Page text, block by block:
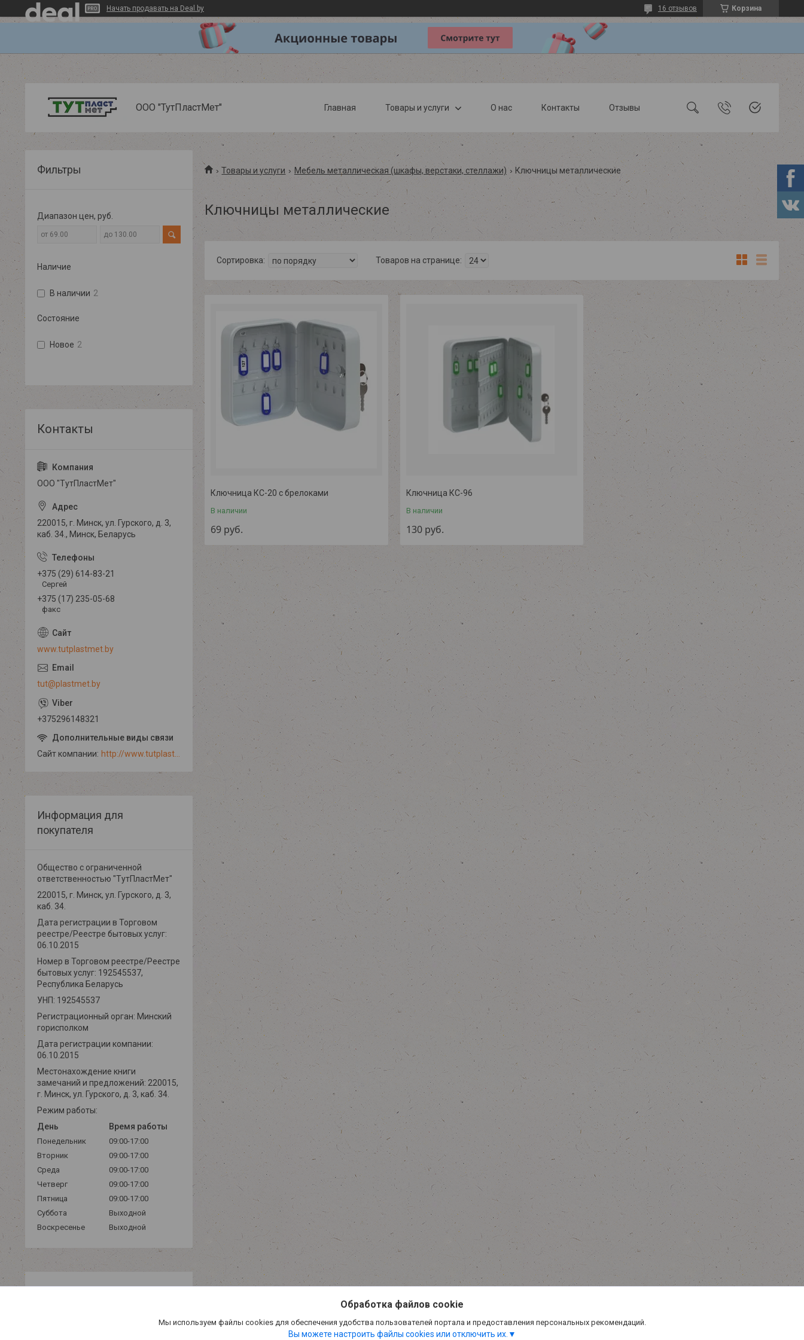
Начать продавать на Deal.by Корзина
16 отзывов
ООО "ТутПластМет" Главная Товары и услуги О нас Контакты Отзывы
Товары и услуги Мебель металлическая (шкафы, верстаки, стеллажи) Ключницы металлические
Ключницы металлические
Ключница КС-20 с брелоками
В наличии
69 руб.
Ключница КС-96
В наличии
130 руб.
Фильтры
Диапазон цен, руб.
Наличие
В наличии 2
Состояние
Новое 2
ООО "ТутПластМет"
220015, г. Минск, ул. Гурского, д. 3,
каб. 34., Минск, Беларусь
+375 (29) 614-83-21
Сергей
+375 (17) 235-05-68
факс
www.tutplastmet.by
tut@plastmet.by
+375296148321
Сайт компании
Информация для
покупателя
Общество с ограниченной
ответственностью "ТутПластМет"
220015, г. Минск, ул. Гурского, д. 3,
каб. 34.
Дата регистрации в Торговом
реестре/Реестре бытовых услуг:
06.10.2015
Номер в Торговом реестре/Реестре
бытовых услуг: 192545537,
Республика Беларусь
УНП: 192545537
Регистрационный орган: Минский
горисполком
Дата регистрации компании:
06.10.2015
Местонахождение книги
замечаний и предложений: 220015,
г. Минск, ул. Гурского, д. 3, каб. 34.
Режим работы:
День
Время работы
Понедельник
09:00-17:00
Вторник
09:00-17:00
Среда
09:00-17:00
Четверг
09:00-17:00
Пятница
09:00-17:00
Суббота
Выходной
Воскресенье
Выходной
Обработка файлов cookie
Мы используем файлы cookies для обеспечения удобства пользователей портала и предоставления персональных рекомендаций.
Вы можете настроить файлы cookies или отключить их.